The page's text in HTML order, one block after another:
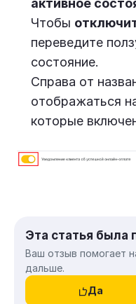
активное
Чтобы
переведите
состояние.
Справа от
отображаться
которые
Эта статья была
Ваш отзыв помогает
дальше.
Да